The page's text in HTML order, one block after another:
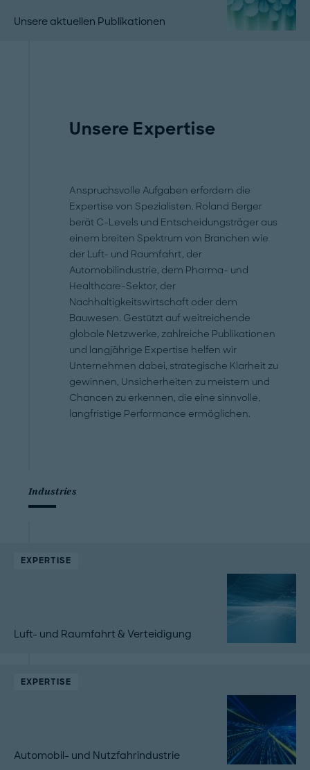
Unsere aktuellen Publikationen
Unsere Expertise
Anspruchsvolle Aufgaben erfordern die
Expertise von Spezialisten. Roland Berger
berät C-Levels und Entscheidungsträger aus
einem breiten Spektrum von Branchen wie
der Luft- und Raumfahrt, der
Automobilindustrie, dem Pharma- und
Healthcare-Sektor, der
Nachhaltigkeitswirtschaft oder dem
Bauwesen. Gestützt auf weitreichende
globale Netzwerke, zahlreiche Publikationen
und langjährige Expertise helfen wir
Unternehmen dabei, strategische Klarheit zu
gewinnen, Unsicherheiten zu meistern und
Chancen zu erkennen, die eine sinnvolle,
langfristige Performance ermöglichen.
Industries
EXPERTISE
Luft- und Raumfahrt & Verteidigung
EXPERTISE
Automobil- und Nutzfahrindustrie